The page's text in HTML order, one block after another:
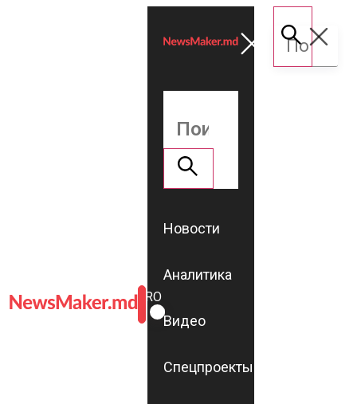
ROMÂNĂ
RU
Новости
Аналитика
Видео
Спецпроекты